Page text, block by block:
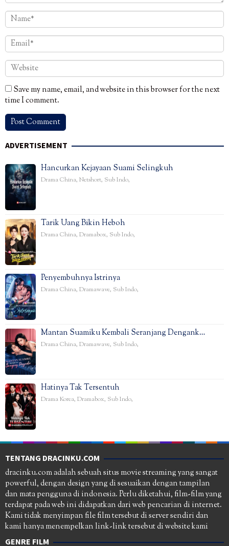
Save my name, email, and website in this browser for the next
time I comment.
ADVERTISEMENT
Hancurkan Kejayaan Suami Selingkuh
Drama China, Netshort, Sub Indo,
Tarik Uang Bikin Heboh
Drama China, Dramabox, Sub Indo,
Penyembuhnya Istrinya
Drama China, Dramawave, Sub Indo,
Mantan Suamiku Kembali Seranjang Dengank…
Drama China, Dramawave, Sub Indo,
Hatinya Tak Tersentuh
Drama Korea, Dramabox, Sub Indo,
TENTANG DRACINKU.COM
dracinku.com adalah sebuah situs movie streaming yang sangat
powerful, dengan design yang di sesuaikan dengan tampilan
dan mata pengguna di indonesia. Perlu diketahui, film-film yang
terdapat pada web ini didapatkan dari web pencarian di internet.
Kami tidak menyimpan file film tersebut di server sendiri dan
kami hanya menempelkan link-link tersebut di website kami
GENRE FILM